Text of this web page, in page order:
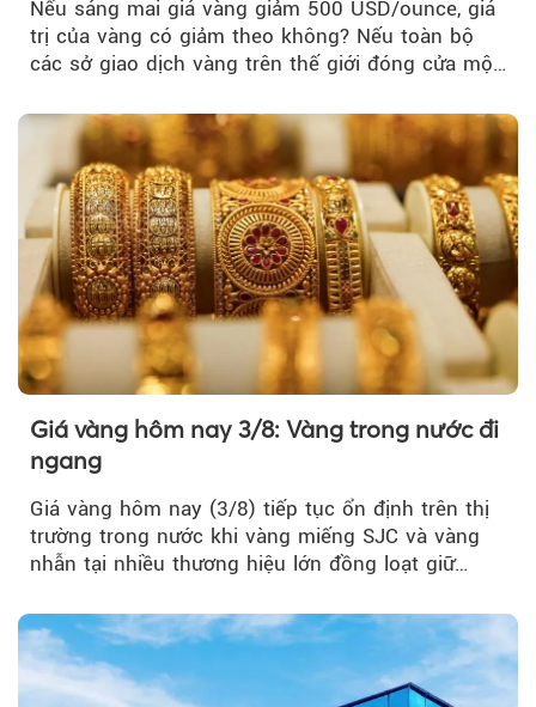
Nếu sáng mai giá vàng giảm 500 USD/ounce, giá
trị của vàng có giảm theo không? Nếu toàn bộ
các sở giao dịch vàng trên thế giới đóng cửa một
Giá vàng hôm nay 3/8: Vàng trong nước đi
ngang
Giá vàng hôm nay (3/8) tiếp tục ổn định trên thị
trường trong nước khi vàng miếng SJC và vàng
nhẫn tại nhiều thương hiệu lớn đồng loạt giữ